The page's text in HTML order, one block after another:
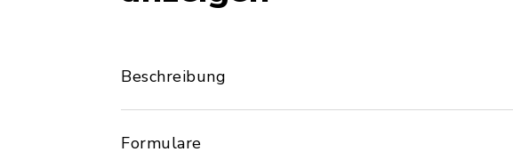
Beschreibung
Formulare